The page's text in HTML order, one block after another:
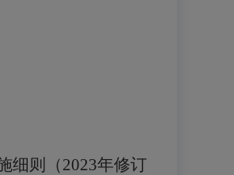
细则（2023年修订